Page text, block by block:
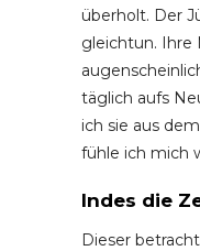
überholt. Der
gleichtun. Ihre
täglich aufs
ich sie aus
fühle ich mich
Indes die
Dieser